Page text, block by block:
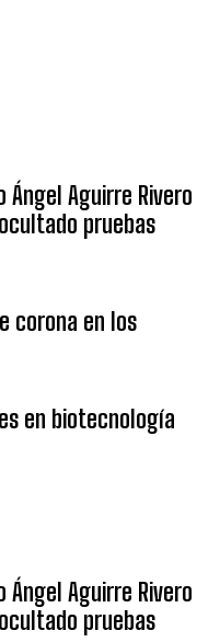
Ángel Aguirre Rivero
pruebas
corona en los
en biotecnología
Ángel Aguirre Rivero
pruebas